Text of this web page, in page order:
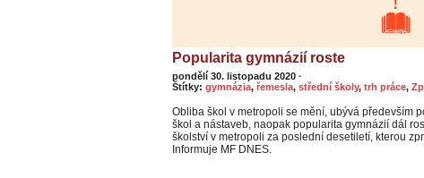
Popularita gymnázií roste
pondělí 30. listopadu 2020 ·
Štítky: gymnázia, řemesla, střední školy, trh práce,
Obliba škol v metropoli se mění, ubývá především
škol a nástaveb, naopak popularita gymnázií dál
školství v metropoli za poslední desetiletí, kterou
Informuje MF DNES.